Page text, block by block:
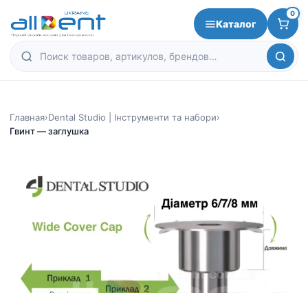
Каталог
0
Главная›Dental Studio | Інструменти та набори›
Гвинт — заглушка